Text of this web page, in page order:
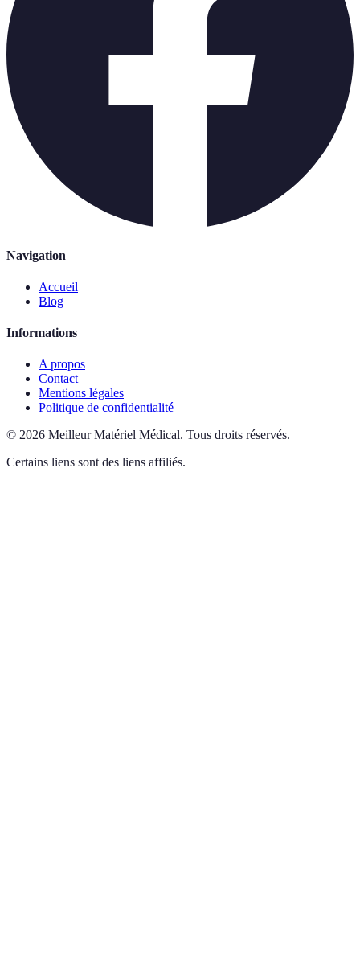
Navigation
Accueil
Blog
Informations
A propos
Contact
Mentions légales
Politique de confidentialité
© 2026 Meilleur Matériel Médical. Tous droits réservés.
Certains liens sont des liens affiliés.